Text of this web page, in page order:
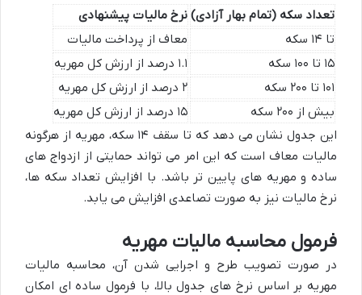
تعداد سکه (تمام بهار آزادی) نرخ مالیات پیشنهادی
تا ۱۴ سکه
معاف از پرداخت مالیات
۱۵ تا ۱۰۰ سکه
۱.۱ درصد از ارزش کل مهریه
۱۰۱ تا ۲۰۰ سکه
۲ درصد از ارزش کل مهریه
بیش از ۲۰۰ سکه
۱۵ درصد از ارزش کل مهریه
این جدول نشان می دهد که تا سقف ۱۴ سکه، مهریه از هرگونه
مالیات معاف است که این امر می تواند حمایتی از ازدواج های
ساده و مهریه های پایین تر باشد. با افزایش تعداد سکه ها،
نرخ مالیات نیز به صورت تصاعدی افزایش می یابد.
فرمول محاسبه مالیات مهریه
در صورت تصویب طرح و اجرایی شدن آن، محاسبه مالیات
مهریه بر اساس نرخ های جدول بالا، با فرمول ساده ای امکان